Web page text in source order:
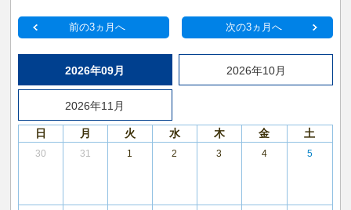
前の3ヵ月へ 次の3ヵ月へ
2026年09月 2026年10月
2026年11月
日 月 火 水 木 金 土
30 31 1 2 3 4 5